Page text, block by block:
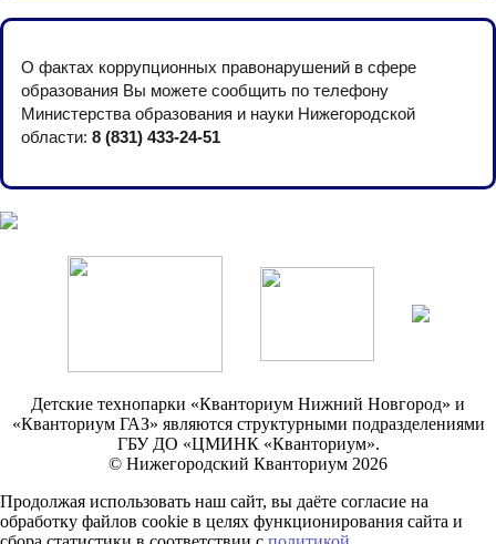
О фактах коррупционных правонарушений в сфере
образования Вы можете сообщить по телефону
Министерства образования и науки Нижегородской
области: 8 (831) 433-24-51
Детские технопарки «Кванториум Нижний Новгород» и
«Кванториум ГАЗ» являются структурными подразделениями
ГБУ ДО «ЦМИНК «Кванториум».
© Нижегородский Кванториум 2026
Продолжая использовать наш сайт, вы даёте согласие на
обработку файлов cookie в целях функционирования сайта и